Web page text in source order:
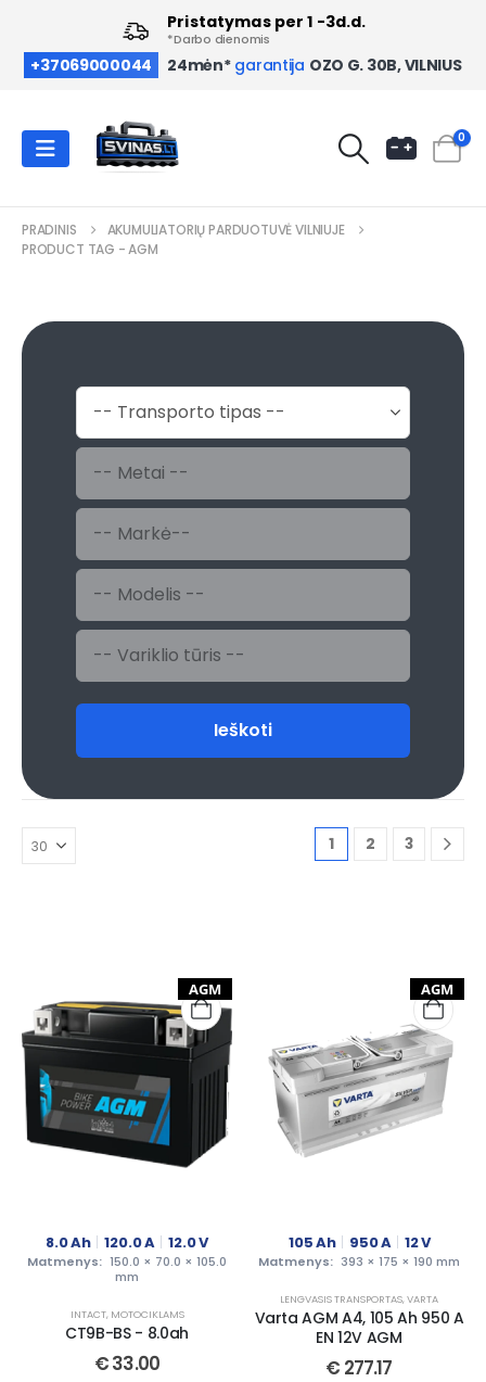
+37069000044 24mėn* garantija OZO G. 30B, VILNIUS
Pristatymas per 1 -3d.d.
*Darbo dienomis
0
PRADINIS
AKUMULIATORIŲ PARDUOTUVĖ VILNIUJE
PRODUCT TAG -AGM
Ieškoti
1 2 3
AGM
8.0Ah 120.0A 12.0V
Matmenys: 150.0 × 70.0 × 105.0
mm
INTACT, MOTOCIKLAMS
CT9B-BS - 8.0ah
€33.00
AGM
105Ah 950A 12V
Matmenys: 393 × 175 × 190 mm
LENGVASIS TRANSPORTAS,VARTA
Varta AGM A4, 105 Ah 950 A
EN 12V AGM
€ 277.17